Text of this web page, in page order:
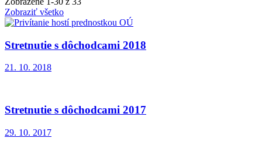
Zobraziť všetko
Stretnutie s dôchodcami 2018
21. 10. 2018
Stretnutie s dôchodcami 2017
29. 10. 2017